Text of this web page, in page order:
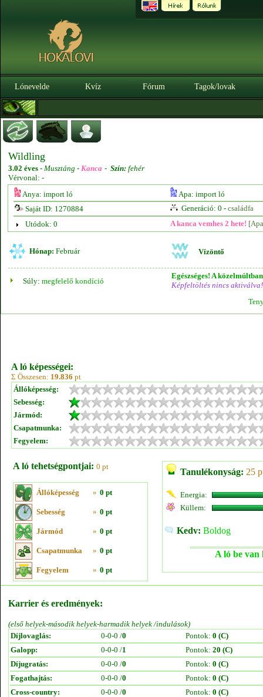
Lónevelde Kvíz Fórum Tagok/lovak
Wildling
3.02 éves - Musztáng - Kanca - Szín: fehér
Vérvonal: -
Anya: import ló
Apa: import ló
Saját ID: 1270884
Generáció: 0 - családfa
Utódok: 0
A kanca vemhes 2 hete!
Hónap: Február Vízöntő
Súly: megfelelő kondíció
Egészséges! A
Képfeltöltés nincs aktiválva!
A ló képességei:
Σ Összesen: 19.836 pt
Állóképesség:
Sebesség:
Jármód:
Csapatmunka:
Fegyelem:
A ló tehetségpontjai: 0 pt
Állóképesség » 0 pt
Sebesség » 0 pt
Jármód » 0 pt
Csapatmunka » 0 pt
Fegyelem » 0 pt
Tanulékonyság: 25
Energia:
Küllem:
Kedv: Boldog
A ló be van
Karrier és eredmények:
(első helyek-második helyek-harmadik helyek /indulások)
Díjlovaglás:
0-0-0 /0 Pontok: 0 (C)
Galopp:
0-0-0 /1 Pontok: 20 (C)
Díjugratás:
0-0-0 /0 Pontok: 0 (C)
Fogathajtás:
0-0-0 /0 Pontok: 0 (C)
Cross-country:
0-0-0 /0 Pontok: 0 (C)